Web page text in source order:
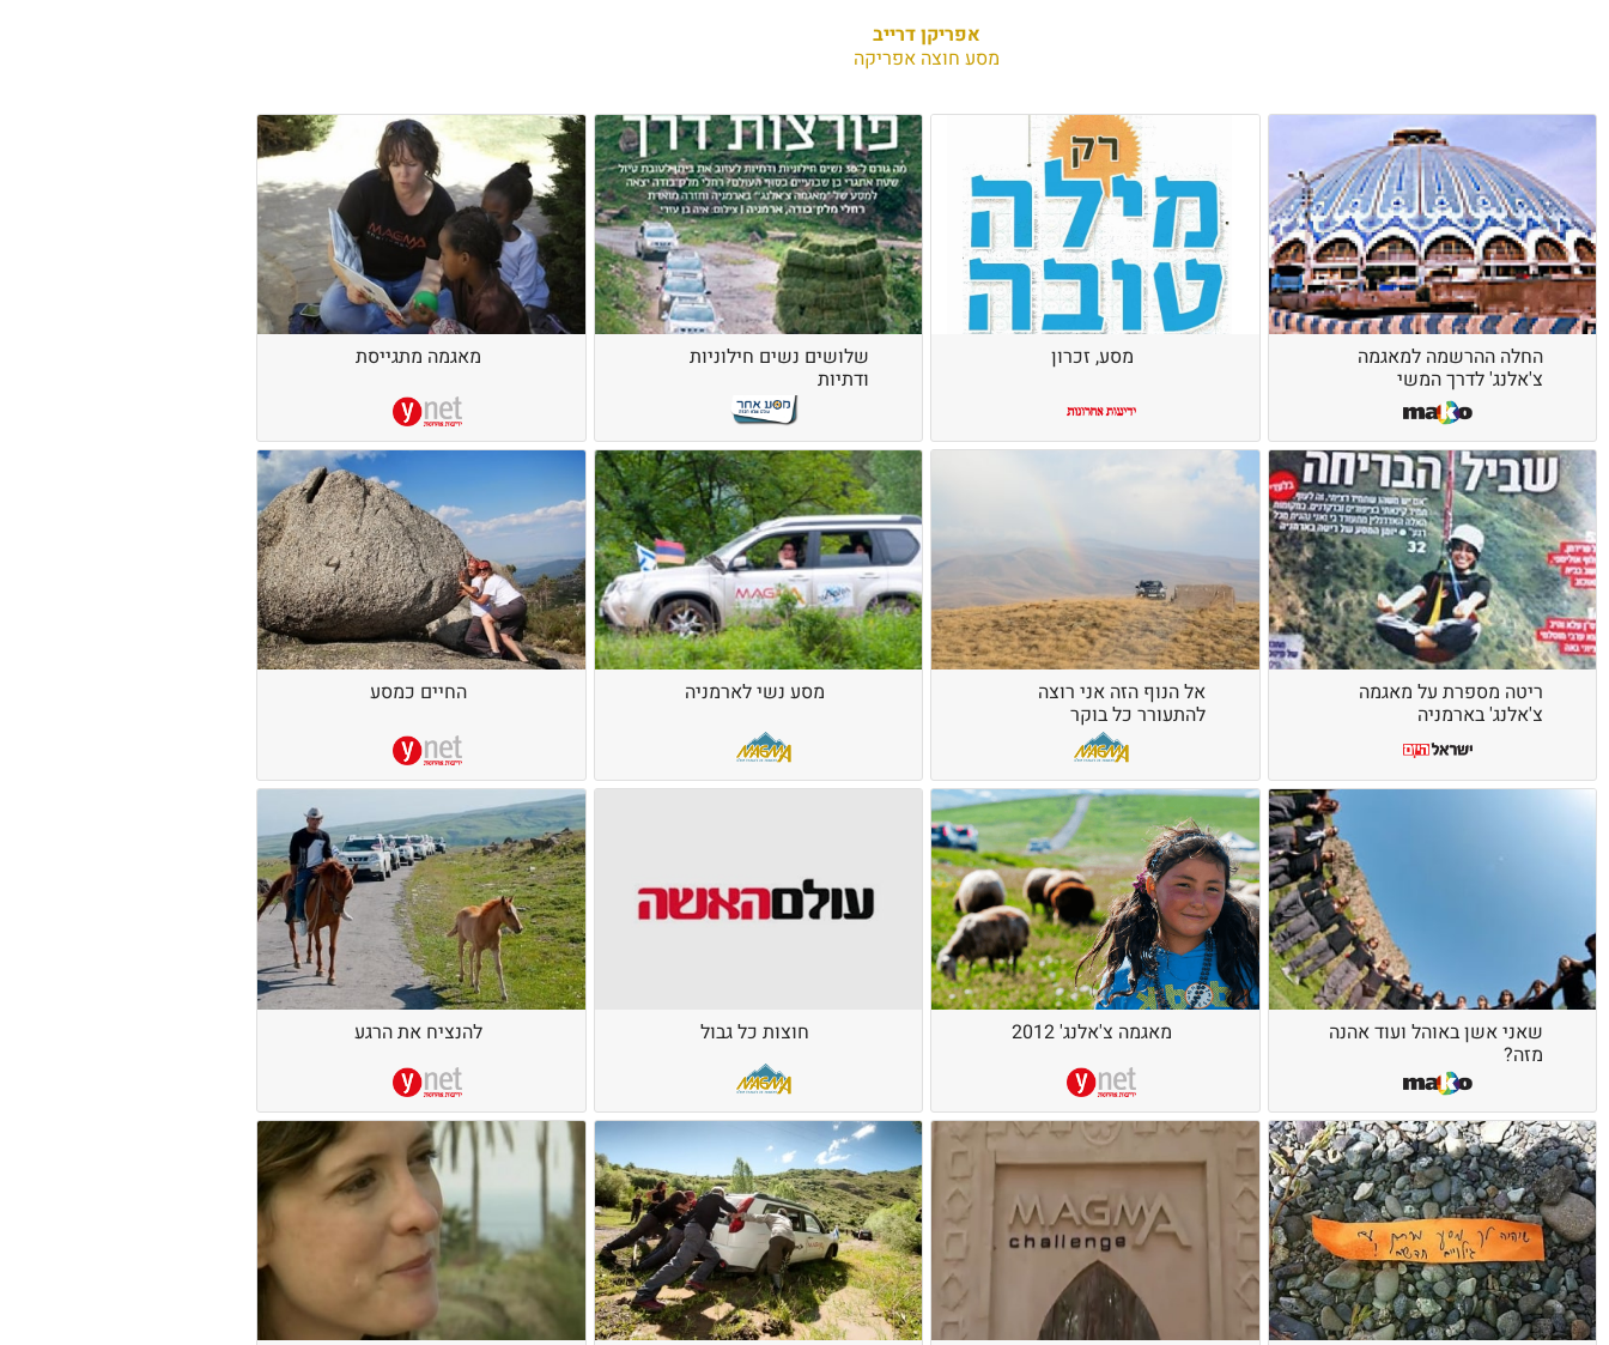
אפריקן דרייב
מסע חוצה אפריקה
החלה ההרשמה למאגמה
צ'אלנג' לדרך המשי
מסע, זכרון שלושים נשים חילוניות
ודתיות
מאגמה מתגייסת
ריטה מספרת על מאגמה
צ'אלנג' בארמניה
אל הנוף הזה אני רוצה
להתעורר כל בוקר
מסע נשי לארמניה החיים כמסע
שאני אשן באוהל ועוד אהנה
מזה?
מאגמה צ'אלנג' 2012 חוצות כל גבול להנציח את הרגע